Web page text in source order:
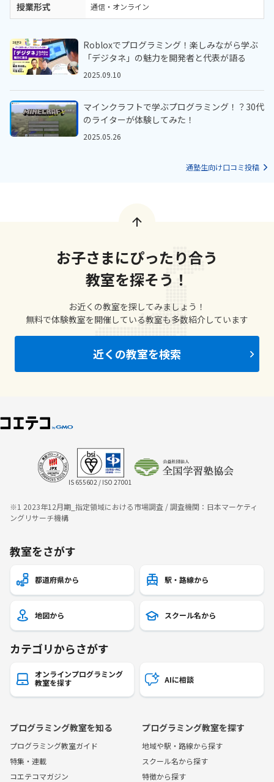
授業形式 通信・オンライン
Robloxでプログラミング！楽しみながら学ぶ
「デジタネ」の魅力を開発者と代表が語る
2025.09.10
マインクラフトで学ぶプログラミング！？30代
のライターが体験してみた！
2025.05.26
通塾生向け口コミ投稿
お子さまにぴったり合う
教室を探そう！
お近くの教室を探してみましょう！
無料で体験教室を開催している教室も多数紹介しています
近くの教室を検索
IS 655602 / ISO 27001
※1 2023年12月期_指定領域における市場調査 / 調査機関：日本マーケティ
ングリサーチ機構
教室をさがす
都道府県から 駅・路線から
地図から スクール名から
カテゴリからさがす
オンラインプログラミング
教室を探す
AIに相談
プログラミング教室を知る
プログラミング教室ガイド
特集・連載
コエテコマガジン
プログラミング教室を探す
地域や駅・路線から探す
スクール名から探す
特徴から探す